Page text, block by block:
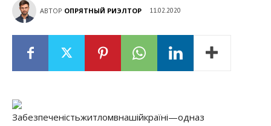
АВТОР ОПРЯТНЫЙ РИЭЛТОР 11.02.2020
Забезпеченістьжитломвнашійкраїні—одназ